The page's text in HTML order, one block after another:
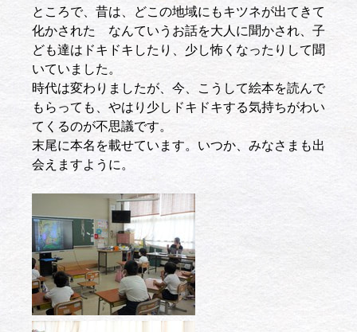
ところで、昔は、どこの地域にもキツネが出てきて
化かされた なんていうお話を大人に聞かされ、子
ども達はドキドキしたり、少し怖くなったりして聞
いていました。
時代は変わりましたが、今、こうして絵本を読んで
もらっても、やはり少しドキドキする気持ちがわい
てくるのが不思議です。
末尾に本名を載せています。いつか、みなさまも出
会えますように。